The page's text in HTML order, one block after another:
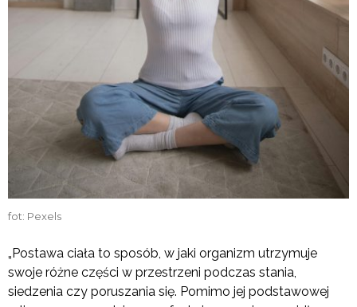
fot: Pexels
„Postawa ciała to sposób, w jaki organizm utrzymuje
swoje różne części w przestrzeni podczas stania,
siedzenia czy poruszania się. Pomimo jej podstawowej